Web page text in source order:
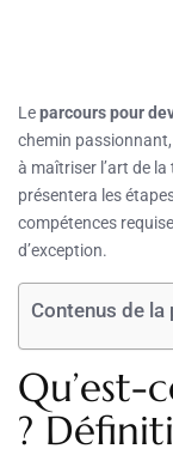
Leparcours pour
chemin
à maîtriser l’art de
présentera les
compétences
d’exception.
Contenus de la
Qu’est-
?